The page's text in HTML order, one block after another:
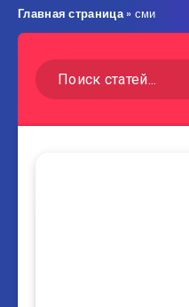
Главная страница» сми